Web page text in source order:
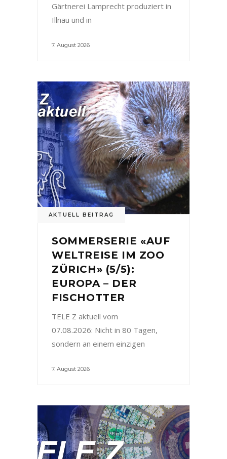
Gärtnerei Lamprecht produziert in
Illnau und in
7. August 2026
AKTUELL BEITRAG
SOMMERSERIE «AUF
WELTREISE IM ZOO
ZÜRICH» (5/5):
EUROPA – DER
FISCHOTTER
TELE Z aktuell vom
07.08.2026: Nicht in 80 Tagen,
sondern an einem einzigen
7. August 2026